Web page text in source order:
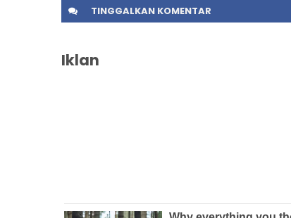
TINGGALKAN KOMENTAR
Iklan